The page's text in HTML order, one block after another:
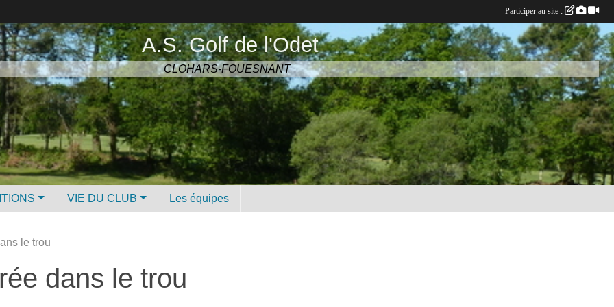
A.S. Golf de l'Odet
CLOHARS-FOUESNANT
VIE DU CLUB Les équipes
le trou
dans le trou
Participer au site :